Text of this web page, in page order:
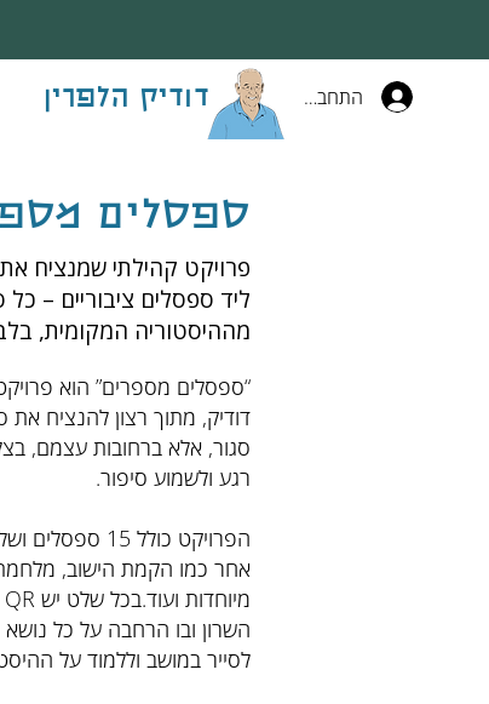
דודיק הלפרין התחברות
ספסלים
פרויקט קהילתי שמנציח
ליד ספסלים ציבוריים –
מההיסטוריה המקומית,
“ספסלים מספרים” הוא פרויקט
דודיק, מתוך רצון להנציח את
סגור, אלא ברחובות עצמם,
רגע ולשמוע סיפור.
הפרויקט כולל
אחר כמו הקמת הישוב,
השרון ובו הרחבה על כל
לסייר במושב וללמוד על